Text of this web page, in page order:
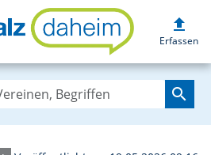
BRK Wiesau
upload
Erfassen
search